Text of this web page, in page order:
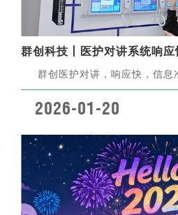
群创科技丨医护对讲系统响应
群创医护对讲，响应快，信
2026-01-20